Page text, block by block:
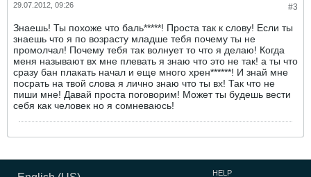
#3
29.07.2012, 09:26
Знаешь! Ты похоже что баль*****! Проста так к слову! Если ты
знаешь что я по возрасту младше тебя почему ты не
промолчал! Почему тебя так волнует то что я делаю! Когда
меня называют вх мне плевать я знаю что это не так! а ты что
сразу бан плакать начал и еще много хрен******! И знай мне
посрать на твой слова я лично знаю что ты вх! Так что не
пиши мне! Давай проста поговорим! Может ты будешь вести
себя как человек но я сомневаюсь!
HELP